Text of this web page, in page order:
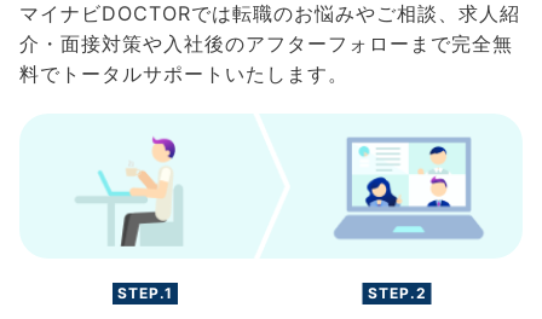
マイナビDOCTORでは転職のお悩みやご相談、求人紹
介・面接対策や入社後のアフターフォローまで完全無
料でトータルサポートいたします。
STEP.1 STEP.2